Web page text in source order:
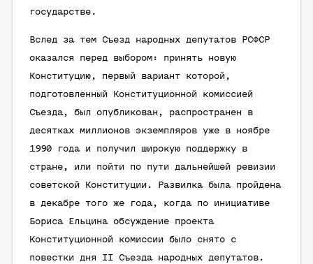
государстве.
Вслед за тем Съезд народных депутатов РСФСР
оказался перед выбором: принять новую
Конституцию, первый вариант которой,
подготовленный Конституционной комиссией
Съезда, был опубликован, распространен в
десятках миллионов экземпляров уже в ноябре
1990 года и получил широкую поддержку в
стране, или пойти по пути дальнейшей ревизии
советской Конституции. Развилка была пройдена
в декабре того же года, когда по инициативе
Бориса Ельцина обсуждение проекта
Конституционной комиссии было снято с
повестки дня II Съезда народных депутатов.